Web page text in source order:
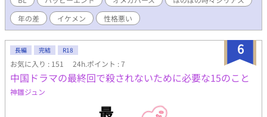
に散らばるヒントを手がかりに運命のオメガと巡り会えたという
物語である。 新は幼いながらこの物語を読み思った。 運命の
オメガと巡り合いたい、と。 数年の月日をかけて探し、やっと
巡り会えた運命のオメガの第一印象は最悪だった。
年の差
イケメン 性格悪い
6
長編 完結 R18
お気に入り : 151 24h.ポイント : 7
中国ドラマの最終回で殺されないために必要な15のこと
神雛ジュン